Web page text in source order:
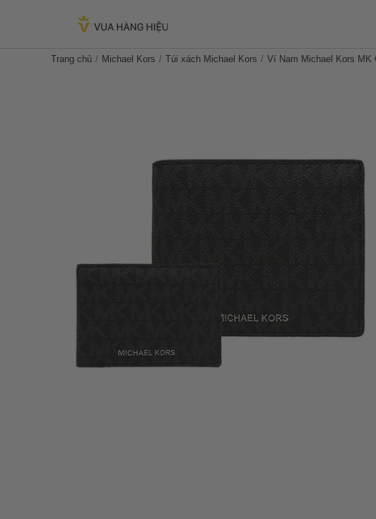
Trang chủ Michael Kors Túi xách Michael Kors Ví Nam Michael Kors MK